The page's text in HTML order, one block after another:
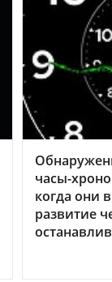
часы-
когда они
развитие